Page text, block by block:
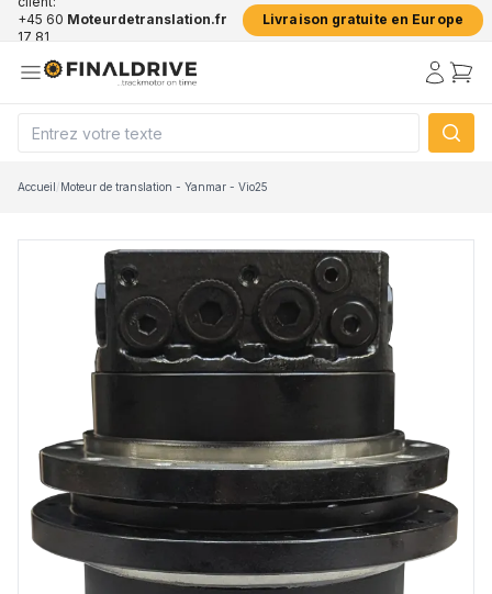
+45 60
17 81
Moteurdetranslation.fr Livraison gratuite en Europe
Accueil/Moteur de translation - Yanmar - Vio25